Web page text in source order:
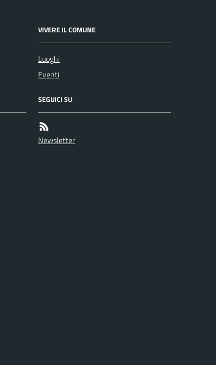
VIVERE IL COMUNE
Luoghi
Eventi
SEGUICI SU
Newsletter